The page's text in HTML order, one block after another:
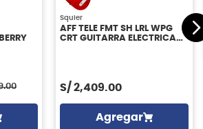
Squier
AFF TELE FMT SH LRL WPG
CRT GUITARRA ELECTRICA
S/2,409.00
Agregar